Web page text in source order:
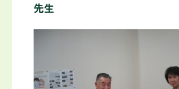
先生